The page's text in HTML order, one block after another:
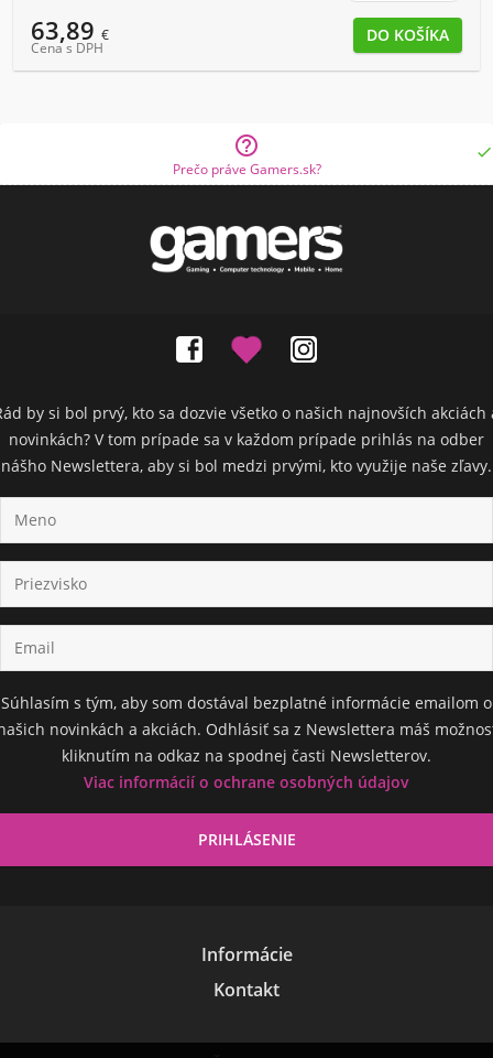
63,89 €
Cena s DPH

Prečo práve Gamers.sk?

by si bol prvý, kto sa dozvie všetko o našich najnovších akciách
novinkách? V tom prípade sa v každom prípade prihlás na odber
nášho Newslettera, aby si bol medzi prvými, kto využije naše zľavy.
Súhlasím s tým, aby som dostával bezplatné informácie emailom o
novinkách a akciách. Odhlásiť sa z Newslettera máš
kliknutím na odkaz na spodnej časti Newsletterov.
Viac informácií o ochrane osobných údajov
Informácie
Kontakt